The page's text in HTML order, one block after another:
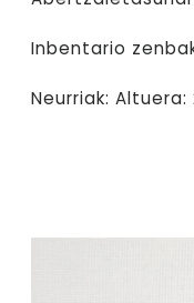
Inbentario
Neurriak: Altuera: